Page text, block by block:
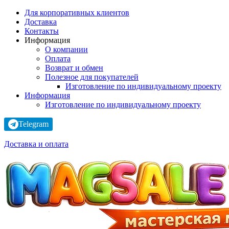
Для корпоративных клиентов
Доставка
Контакты
Информация
О компании
Оплата
Возврат и обмен
Полезное для покупателей
Изготовление по индивидуальному проекту
Информация
Изготовление по индивидуальному проекту
Telegram
Доставка и оплата